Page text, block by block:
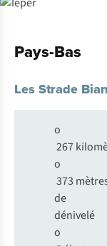
Pays-Bas
Les Strade
o
267
o
373
de
dénivelé
o